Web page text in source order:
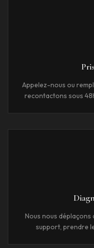
Appelez-nous ou
recontactons sous
Nous nous déplaçons
support, prendre